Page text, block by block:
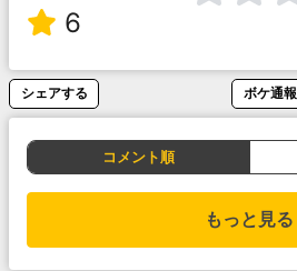
6
シェアする ボケ通報
コメント順
もっと見る